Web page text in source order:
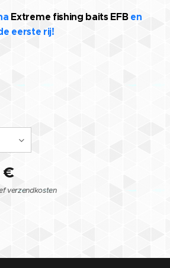
Extreme fishing baits EFBen
eerste rij!
€
verzendkosten